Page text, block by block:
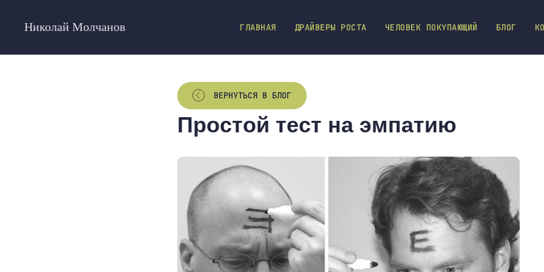
Николай Молчанов ГЛАВНАЯ ДРАЙВЕРЫ РОСТА ЧЕЛОВЕК ПОКУПАЮЩИЙ БЛОГ
ВЕРНУТЬСЯ В БЛОГ
Простой тест на эмпатию